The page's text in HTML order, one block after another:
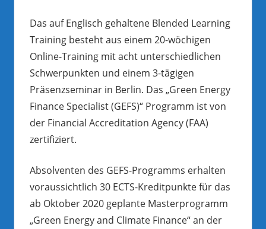
Das auf Englisch gehaltene Blended Learning
Training besteht aus einem 20-wöchigen
Online-Training mit acht unterschiedlichen
Schwerpunkten und einem 3-tägigen
Präsenzseminar in Berlin. Das „Green Energy
Finance Specialist (GEFS)“ Programm ist von
der Financial Accreditation Agency (FAA)
zertifiziert.
Absolventen des GEFS-Programms erhalten
voraussichtlich 30 ECTS-Kreditpunkte für das
ab Oktober 2020 geplante Masterprogramm
„Green Energy and Climate Finance“ an der